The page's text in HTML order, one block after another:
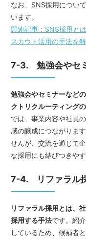
なお、SNS採用につい
います。
関連記事：SNS採用と
スカウト活用の手法を
7-3. 勉強会やセ
勉強会やセミナーなど
クトリクルーティング
では、事業内容や社員
感の醸成につながりま
せんが、交流を通じて
な採用にも結びつきや
7-4. リファラル
リファラル採用とは、
採用する手法です。紹
しているため、候補者